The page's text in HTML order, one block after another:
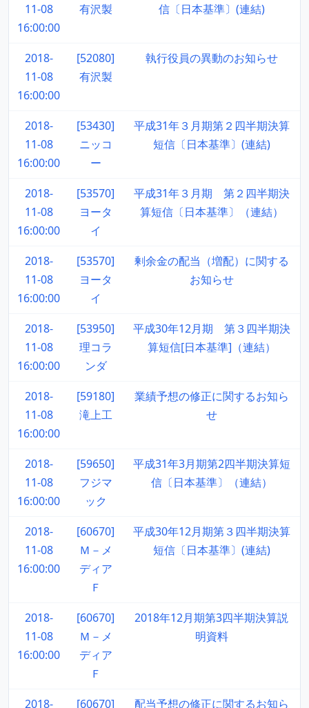
11-08
16:00:00
有沢製
信〔日本基準〕(連結)
2018-
11-08
16:00:00
[52080]
有沢製
執行役員の異動のお知らせ
2018-
11-08
16:00:00
[53430]
ニッコ
ー
平成31年３月期第２四半期決算
短信〔日本基準〕(連結)
2018-
11-08
16:00:00
[53570]
ヨータ
イ
平成31年３月期 第２四半期決
算短信〔日本基準〕（連結）
2018-
11-08
16:00:00
[53570]
ヨータ
イ
剰余金の配当（増配）に関する
お知らせ
2018-
11-08
16:00:00
[53950]
理コラ
ンダ
平成30年12月期 第３四半期決
算短信[日本基準]（連結）
2018-
11-08
16:00:00
[59180]
滝上工
業績予想の修正に関するお知ら
せ
2018-
11-08
16:00:00
[59650]
フジマ
ック
平成31年3月期第2四半期決算短
信〔日本基準〕（連結）
2018-
11-08
16:00:00
[60670]
Ｍ－メ
ディア
Ｆ
平成30年12月期第３四半期決算
短信〔日本基準〕(連結)
2018-
11-08
16:00:00
[60670]
Ｍ－メ
ディア
Ｆ
2018年12月期第3四半期決算説
明資料
2018- [60670] 配当予想の修正に関するお知ら